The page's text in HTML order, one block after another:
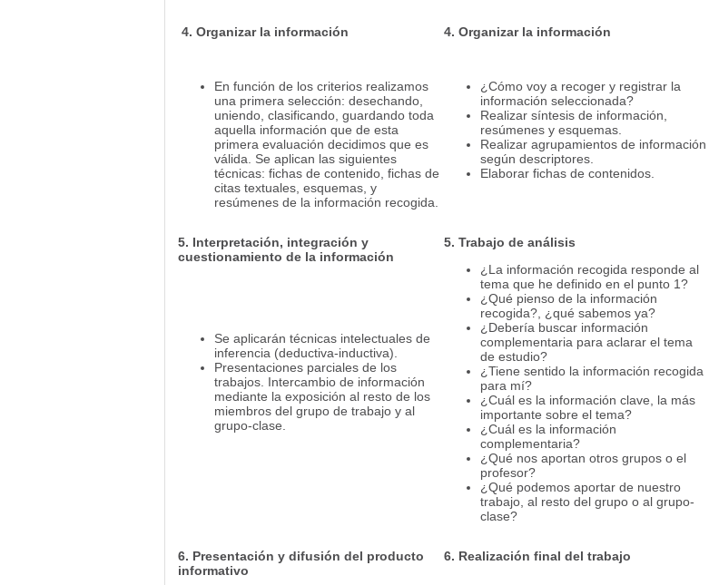
4. Organizar la información
En función de los criterios realizamos
una primera selección: desechando,
uniendo, clasificando, guardando toda
aquella información que de esta
primera evaluación decidimos que es
válida. Se aplican las siguientes
técnicas: fichas de contenido, fichas de
citas textuales, esquemas, y
resúmenes de la información recogida.
4. Organizar la información
¿Cómo voy a recoger y registrar la
información seleccionada?
Realizar síntesis de información,
resúmenes y esquemas.
Realizar agrupamientos de información
según descriptores.
Elaborar fichas de contenidos.
5. Interpretación, integración y
cuestionamiento de la información
Se aplicarán técnicas intelectuales de
inferencia (deductiva-inductiva).
Presentaciones parciales de los
trabajos. Intercambio de información
mediante la exposición al resto de los
miembros del grupo de trabajo y al
grupo-clase.
5. Trabajo de análisis
¿La información recogida responde al
tema que he definido en el punto 1?
¿Qué pienso de la información
recogida?, ¿qué sabemos ya?
¿Debería buscar información
complementaria para aclarar el tema
de estudio?
¿Tiene sentido la información recogida
para mí?
¿Cuál es la información clave, la más
importante sobre el tema?
¿Cuál es la información
complementaria?
¿Qué nos aportan otros grupos o el
profesor?
¿Qué podemos aportar de nuestro
trabajo, al resto del grupo o al grupo-
clase?
6. Presentación y difusión del producto
informativo
6. Realización final del trabajo